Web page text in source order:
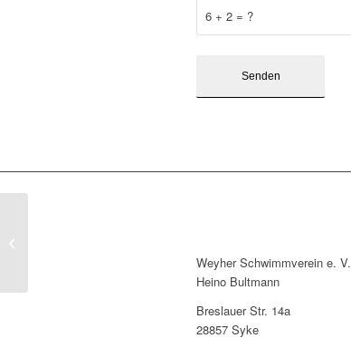
6 + 2 = ?
Weyher Schwimmverein e. V.
Heino Bultmann
Breslauer Str. 14a
28857 Syke